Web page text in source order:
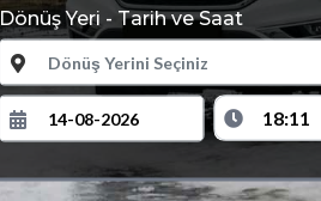
Dönüş Yeri - Tarih ve Saat